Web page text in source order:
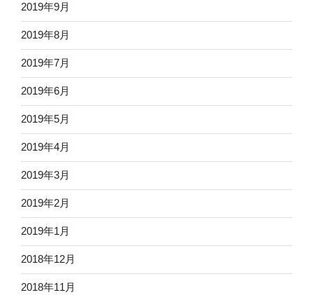
2019年9月
2019年8月
2019年7月
2019年6月
2019年5月
2019年4月
2019年3月
2019年2月
2019年1月
2018年12月
2018年11月